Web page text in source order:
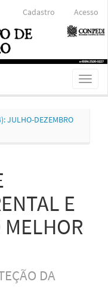
Cadastro Acesso
Toggle
JULHO-DEZEMBRO
E
DA